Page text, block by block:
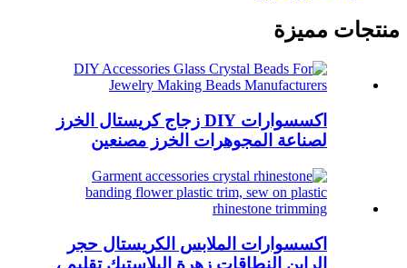
منتجات مميزة
اكسسوارات DIY زجاج كريستال الخرز
لصناعة المجوهرات الخرز مصنعين
اكسسوارات الملابس الكريستال حجر
الراين النطاقات زهرة البلاستيك تقليم ،